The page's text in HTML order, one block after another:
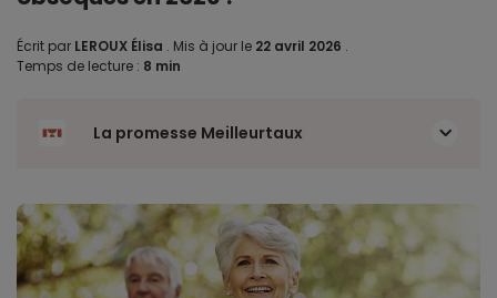
Écrit par LEROUX Élisa . Mis à jour le 22 avril 2026 .
Temps de lecture : 8 min
La promesse Meilleurtaux